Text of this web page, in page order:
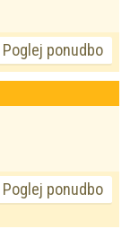
Poglej ponudbo
Poglej ponudbo